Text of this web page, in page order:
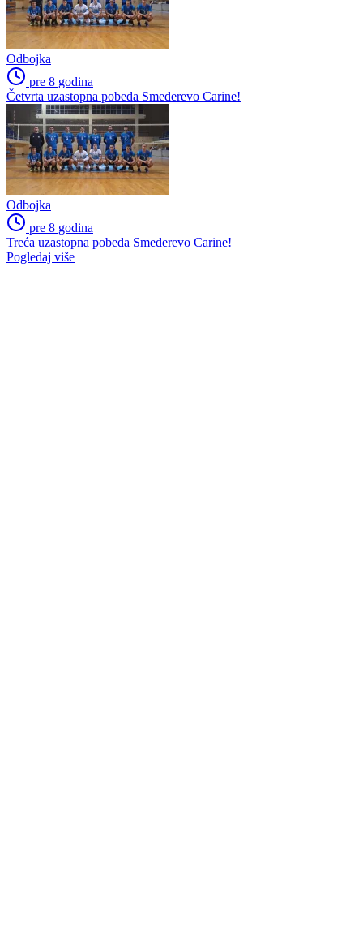
Odbojka
pre 8 godina
Četvrta uzastopna pobeda Smederevo Carine!
Odbojka
pre 8 godina
Treća uzastopna pobeda Smederevo Carine!
Pogledaj više